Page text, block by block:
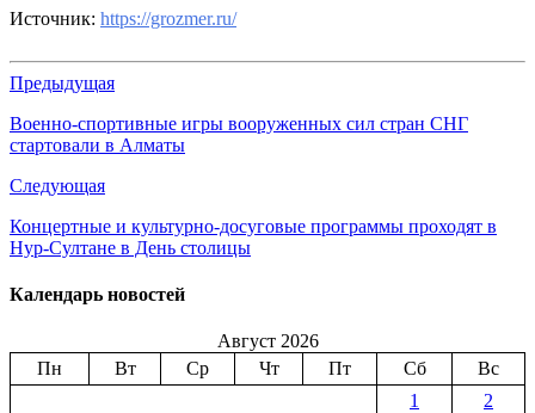
Источник: https://grozmer.ru/
Предыдущая
Военно-спортивные игры вооруженных сил стран СНГ
стартовали в Алматы
Следующая
Концертные и культурно-досуговые программы проходят в
Нур-Султане в День столицы
Календарь новостей
Август 2026
Пн
Вт Ср Чт Пт Сб
Вс
1
2